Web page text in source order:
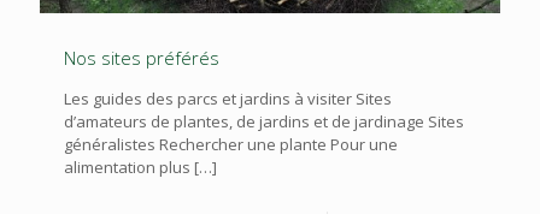
Nos sites préférés
Les guides des parcs et jardins à visiter Sites
d’amateurs de plantes, de jardins et de jardinage Sites
généralistes Rechercher une plante Pour une
alimentation plus […]